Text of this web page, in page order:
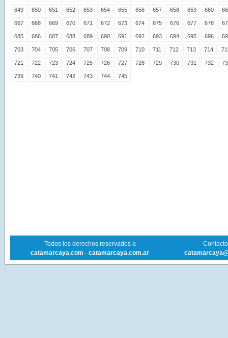
649 650 651 652 653 654 655 656 657 658 659 660
667 668 669 670 671 672 673 674 675 676 677 678
685 686 687 688 689 690 691 692 693 694 695 696
703 704 705 706 707 708 709 710 711 712 713 714
721 722 723 724 725 726 727 728 729 730 731 732
739 740 741 742 743 744 745
Todos los derechos reservados a
catamarcaya.com - catamarcaya.com.ar